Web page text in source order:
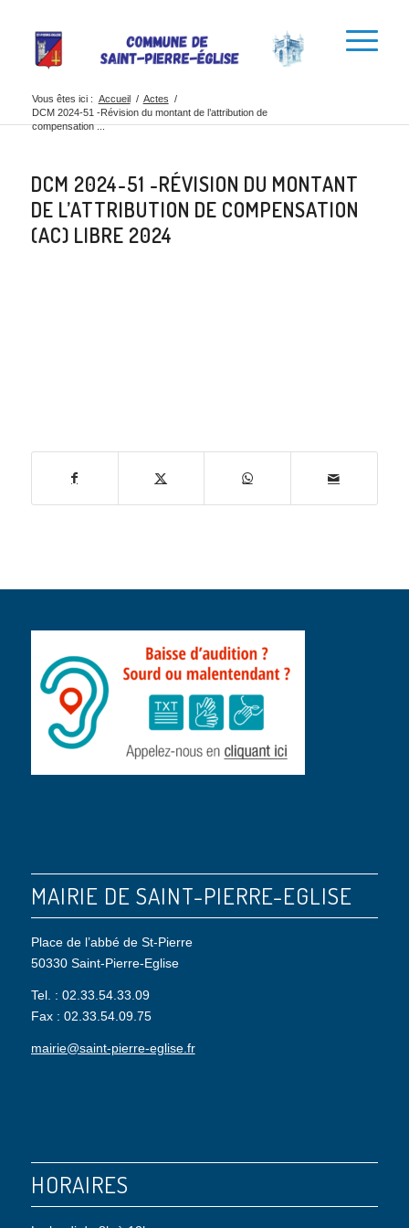
Vous êtes ici : Accueil / Actes /
DCM 2024-51 -Révision du montant de l’attribution de
compensation ...
DCM 2024-51 -RÉVISION DU MONTANT
DE L’ATTRIBUTION DE COMPENSATION
(AC) LIBRE 2024
MAIRIE DE SAINT-PIERRE-EGLISE
Place de l’abbé de St-Pierre
50330 Saint-Pierre-Eglise
Tel. : 02.33.54.33.09
Fax : 02.33.54.09.75
mairie@saint-pierre-eglise.fr
HORAIRES